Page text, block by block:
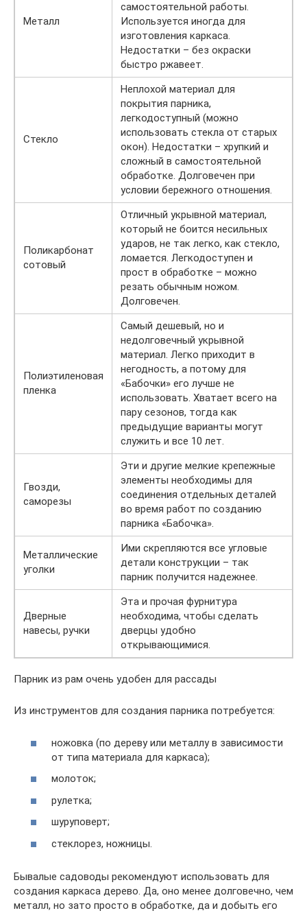
Металл
самостоятельной работы.
Используется иногда для
изготовления каркаса.
Недостатки – без окраски
быстро ржавеет.
Стекло
Неплохой материал для
покрытия парника,
легкодоступный (можно
использовать стекла от старых
окон). Недостатки – хрупкий и
сложный в самостоятельной
обработке. Долговечен при
условии бережного отношения.
Поликарбонат
сотовый
Отличный укрывной материал,
который не боится несильных
ударов, не так легко, как стекло,
ломается. Легкодоступен и
прост в обработке – можно
резать обычным ножом.
Долговечен.
Полиэтиленовая
пленка
Самый дешевый, но и
недолговечный укрывной
материал. Легко приходит в
негодность, а потому для
«Бабочки» его лучше не
использовать. Хватает всего на
пару сезонов, тогда как
предыдущие варианты могут
служить и все 10 лет.
Гвозди,
саморезы
Эти и другие мелкие крепежные
элементы необходимы для
соединения отдельных деталей
во время работ по созданию
парника «Бабочка».
Металлические
уголки
Ими скрепляются все угловые
детали конструкции – так
парник получится надежнее.
Дверные
навесы, ручки
Эта и прочая фурнитура
необходима, чтобы сделать
дверцы удобно
открывающимися.
Парник из рам очень удобен для рассады
Из инструментов для создания парника потребуется:
ножовка (по дереву или металлу в зависимости
от типа материала для каркаса);
молоток;
рулетка;
шуруповерт;
стеклорез, ножницы.
Бывалые садоводы рекомендуют использовать для
создания каркаса дерево. Да, оно менее долговечно, чем
металл, но зато просто в обработке, да и добыть его